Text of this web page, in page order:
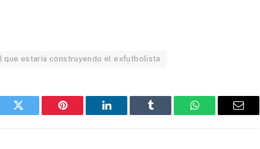
que estaría construyendo el exfutbolista
Twitter Pinterest LinkedIn Tumblr WhatsAppEmail